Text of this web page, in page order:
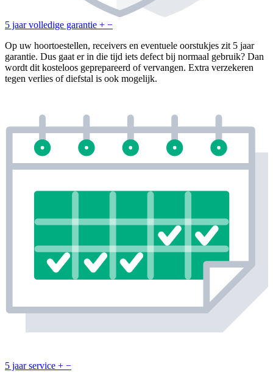
5 jaar volledige garantie + −
Op uw hoortoestellen, receivers en eventuele oorstukjes zit 5 jaar
garantie. Dus gaat er in die tijd iets defect bij normaal gebruik? Dan
wordt dit kosteloos geprepareerd of vervangen. Extra verzekeren
tegen verlies of diefstal is ook mogelijk.
5 jaar service + −